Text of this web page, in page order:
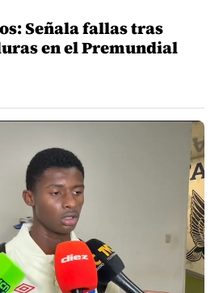
Señala fallas tras
en el Premundial